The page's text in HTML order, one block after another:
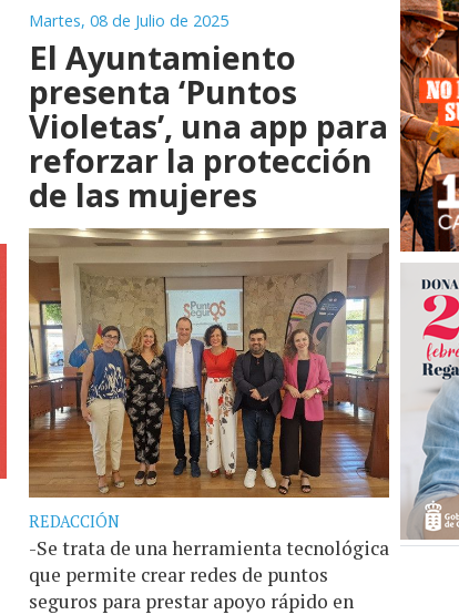
Martes, 08 de Julio de 2025
El Ayuntamiento
presenta ‘Puntos
Violetas’, una app para
reforzar la protección
de las mujeres
REDACCIÓN
-Se trata de una herramienta tecnológica
que permite crear redes de puntos
seguros para prestar apoyo rápido en